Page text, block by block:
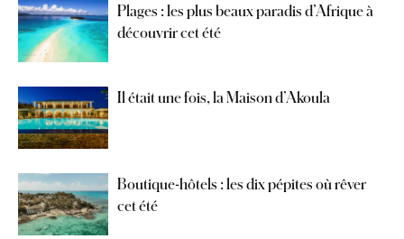
Plages : les plus beaux paradis d’Afrique à
découvrir cet été
Il était une fois, la Maison d’Akoula
Boutique-hôtels : les dix pépites où rêver
cet été